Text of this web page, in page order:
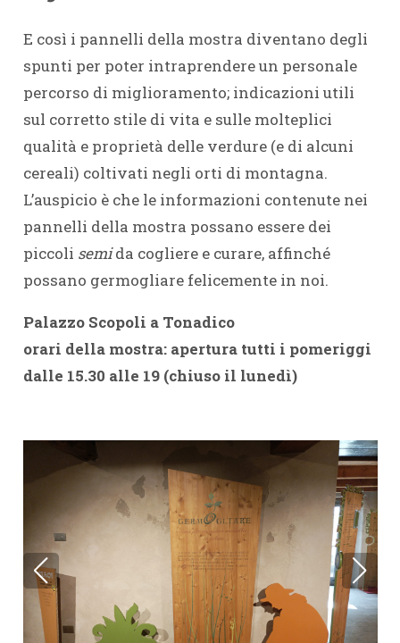
E così i pannelli della mostra diventano degli
spunti per poter intraprendere un personale
percorso di miglioramento; indicazioni utili
sul corretto stile di vita e sulle molteplici
qualità e proprietà delle verdure (e di alcuni
cereali) coltivati negli orti di montagna.
L’auspicio è che le informazioni contenute nei
pannelli della mostra possano essere dei
piccoli semida cogliere e curare, affinché
possano germogliare felicemente in noi.
Palazzo Scopoli a Tonadico
orari della mostra: apertura tutti i pomeriggi
dalle 15.30 alle 19 (chiuso il lunedì)